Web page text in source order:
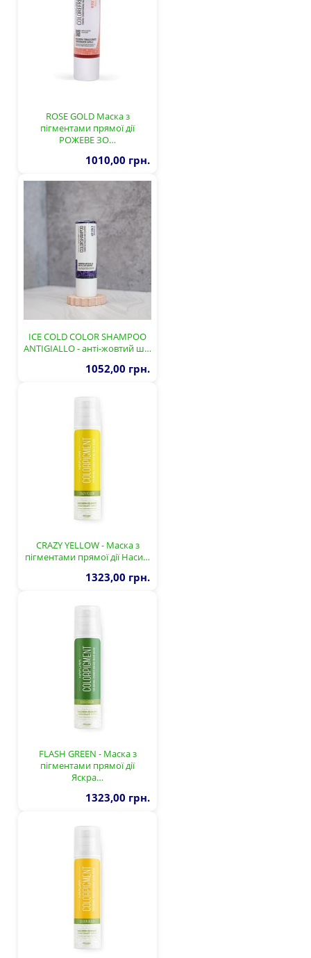
ROSE GOLD Маска з
пігментами прямої дії
РОЖЕВЕ ЗО…
1010,00 грн.
ICE COLD COLOR SHAMPOO
ANTIGIALLO - анті-жовтий ш…
1052,00 грн.
CRAZY YELLOW - Маска з
пігментами прямої дії Наси…
1323,00 грн.
FLASH GREEN - Маска з
пігментами прямої дії
Яскра…
1323,00 грн.